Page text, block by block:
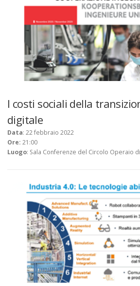
I costi sociali della
digitale
Data: 22 febbraio 2022
Ore: 21:00
Luogo: Sala Conferenze del Circolo Operaio